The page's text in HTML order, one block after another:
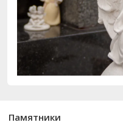
Памятники